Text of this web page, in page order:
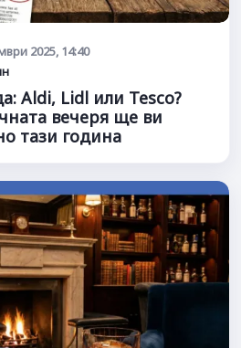
2025, 14:40
Aldi, Lidl или Tesco?
вечеря ще ви
тази година